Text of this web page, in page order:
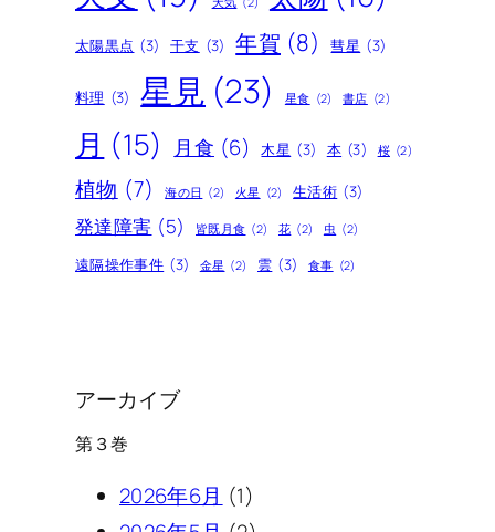
太陽黒点 (3) 干支 (3) 年賀 (8) 彗星 (3)
料理 (3) 星見 (23) 星食 (2) 書店 (2)
月 (15) 月食 (6) 木星 (3) 本 (3) 桜 (2)
植物 (7) 海の日 (2) 火星 (2) 生活術 (3)
発達障害 (5) 皆既月食 (2) 花 (2) 虫 (2)
遠隔操作事件 (3) 金星 (2) 雲 (3) 食事 (2)
アーカイブ
第３巻
2026年6月 (1)